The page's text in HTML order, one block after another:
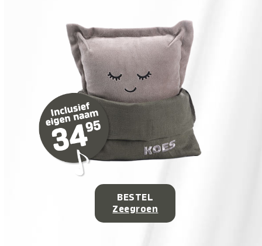
BESTEL
Zeegroen